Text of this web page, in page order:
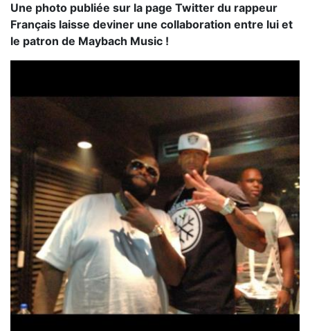
Une photo publiée sur la page Twitter du rappeur
Français laisse deviner une collaboration entre lui et
le patron de Maybach Music !